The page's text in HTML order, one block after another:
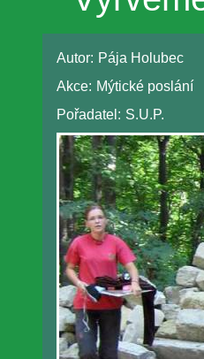
Autor: Pája Holubec
Akce: Mýtické poslání
Pořadatel: S.U.P.